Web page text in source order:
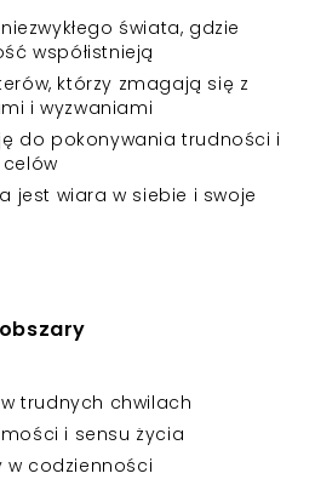
świata, gdzie
współistnieją
którzy zmagają się z
i wyzwaniami
do pokonywania trudności i
jest wiara w siebie i swoje
trudnych chwilach
i sensu życia
w codzienności